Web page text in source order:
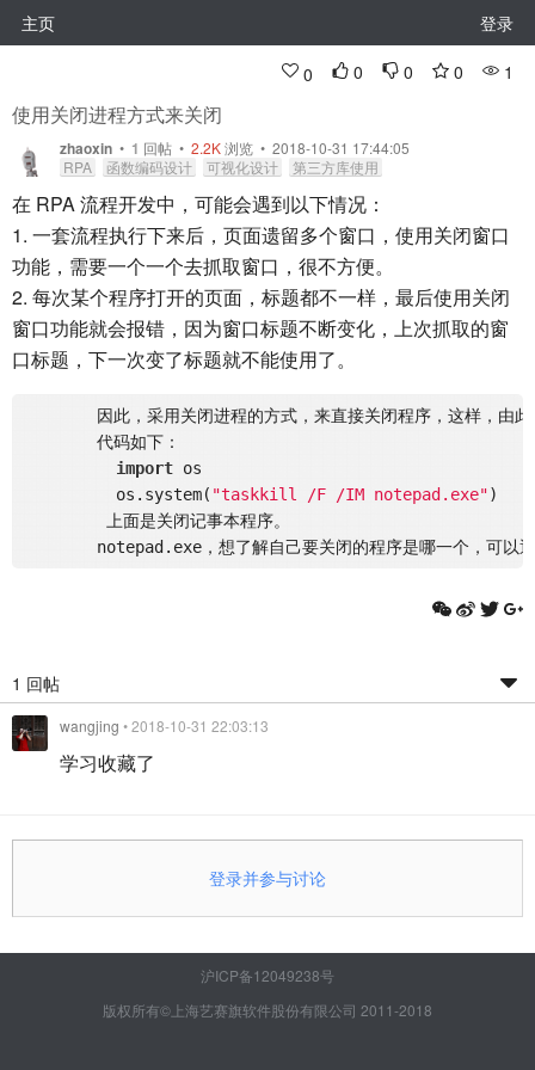
主页 登录
0 0 0 0 1
使用关闭进程方式来关闭
zhaoxin • 1 回帖 • 2.2K浏览 • 2018-10-31 17:44:05
RPA
函数编码设计 可视化设计 第三方库使用
在 RPA 流程开发中，可能会遇到以下情况：
1. 一套流程执行下来后，页面遗留多个窗口，使用关闭窗口
功能，需要一个一个去抓取窗口，很不方便。
2. 每次某个程序打开的页面，标题都不一样，最后使用关闭
窗口功能就会报错，因为窗口标题不断变化，上次抓取的窗
口标题，下一次变了标题就不能使用了。
import os
	  os.system(
"taskkill /F /IM notepad.exe")
1 回帖
wangjing • 2018-10-31 22:03:13
学习收藏了
登录并参与讨论
沪ICP备12049238号
版权所有©上海艺赛旗软件股份有限公司 2011-2018